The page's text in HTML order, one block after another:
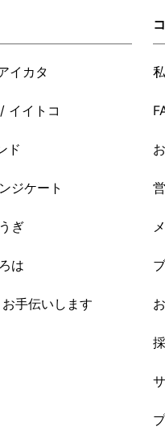
イカタ
イイトコ
ド
ジケート
ぎ
は
手伝いします